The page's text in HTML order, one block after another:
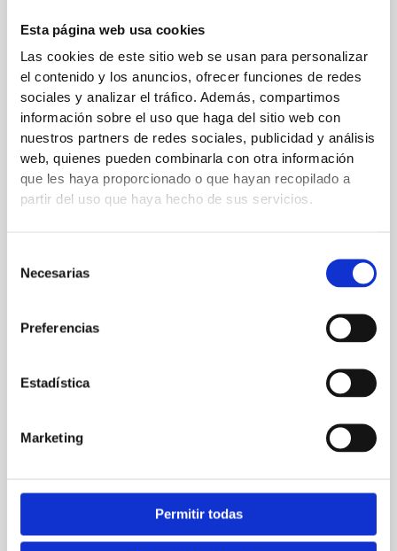
Esta página web usa cookies
Las cookies de este sitio web se usan para personalizar
el contenido y los anuncios, ofrecer funciones de redes
sociales y analizar el tráfico. Además, compartimos
información sobre el uso que haga del sitio web con
nuestros partners de redes sociales, publicidad y análisis
web, quienes pueden combinarla con otra información
que les haya proporcionado o que hayan recopilado a
partir del uso que haya hecho de sus servicios.
Necesarias
Preferencias
Estadística
Marketing
Permitir todas
Madrid y por último Dña. Olga Delgado, jefa del Servicio de
Farmacia del Hospital Son Espases de Palma de Mallorca y
Presidenta de la SEFH.
Entrada anterior Entrada siguiente
Tu dirección de correo electrónico no será publicada. Los
aquí...